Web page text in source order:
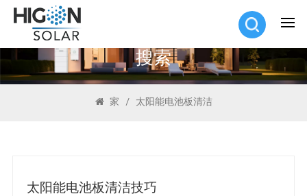
搜索
家 / 太阳能电池板清洁
太阳能电池板清洁技巧